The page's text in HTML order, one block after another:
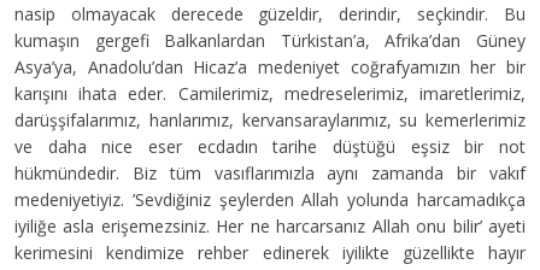
nasip olmayacak derecede güzeldir, derindir, seçkindir. Bu
kumaşın gergefi Balkanlardan Türkistan’a, Afrika’dan Güney
Asya’ya, Anadolu’dan Hicaz’a medeniyet coğrafyamızın her bir
karışını ihata eder. Camilerimiz, medreselerimiz, imaretlerimiz,
darüşşifalarımız, hanlarımız, kervansaraylarımız, su kemerlerimiz
ve daha nice eser ecdadın tarihe düştüğü eşsiz bir not
hükmündedir. Biz tüm vasıflarımızla aynı zamanda bir vakıf
medeniyetiyiz. ’Sevdiğiniz şeylerden Allah yolunda harcamadıkça
iyiliğe asla erişemezsiniz. Her ne harcarsanız Allah onu bilir’ ayeti
kerimesini kendimize rehber edinerek iyilikte güzellikte hayır